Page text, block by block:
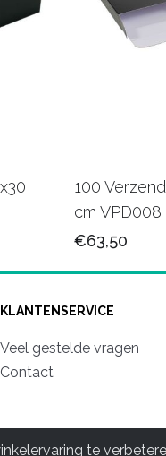
100
cm VPD008
€63,50
KLANTENSERVICE
Veel gestelde vragen
Contact
© 2011-2026
te